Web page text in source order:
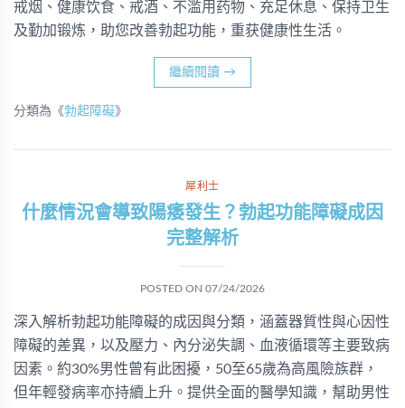
戒烟、健康饮食、戒酒、不滥用药物、充足休息、保持卫生
及勤加锻炼，助您改善勃起功能，重获健康性生活。
繼續閱讀 →
分類為《勃起障礙》
犀利士
什麼情況會導致陽痿發生？勃起功能障礙成因
完整解析
POSTED ON 07/24/2026
深入解析勃起功能障礙的成因與分類，涵蓋器質性與心因性
障礙的差異，以及壓力、內分泌失調、血液循環等主要致病
因素。約30%男性曾有此困擾，50至65歲為高風險族群，
但年輕發病率亦持續上升。提供全面的醫學知識，幫助男性